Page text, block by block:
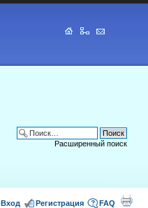
Расширенный поиск
FAQ
Регистрация
Вход